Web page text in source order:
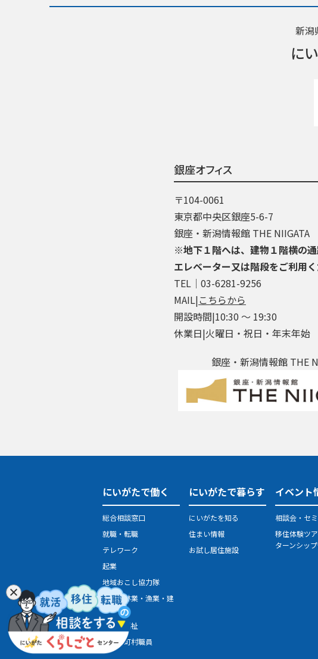
新潟
に
銀座オフィス
〒104-0061
東京都中央区銀座5-6-7
銀座・新潟情報館 THE
※地下１階へは、建物１階横の通
エレベーター又は階段をご利用く
TEL│03-6281-9256
MAIL|こちらから
開設時間|10:30 ～ 19:30
休業日|火曜日・祝日・年末年始
銀座・新潟情報館 THE
にいがたで働く
総合相談窓口
就職・転職
テレワーク
起業
地域おこし協力隊
農業・林業・漁業・建
設業
医療・福祉
県・市町村職員
にいがたで暮らす
にいがたを知る
住まい情報
お試し居住施設
イベント
相談会・セ
移住体験ツ
ターンシッ